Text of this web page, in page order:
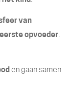
van
opvoeder.
en gaan samen